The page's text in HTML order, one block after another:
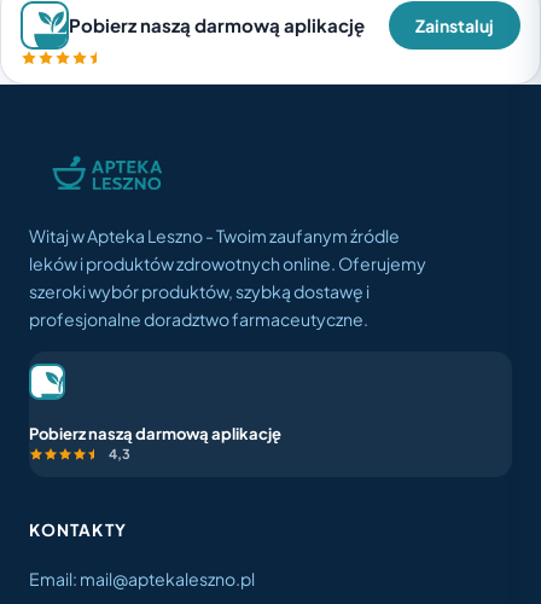
Pobierz naszą darmową aplikację Zainstaluj
Witaj w Apteka Leszno - Twoim zaufanym źródle
leków i produktów zdrowotnych online. Oferujemy
szeroki wybór produktów, szybką dostawę i
profesjonalne doradztwo farmaceutyczne.
Pobierz naszą darmową aplikację
4,3
KONTAKTY
Email: mail@aptekaleszno.pl